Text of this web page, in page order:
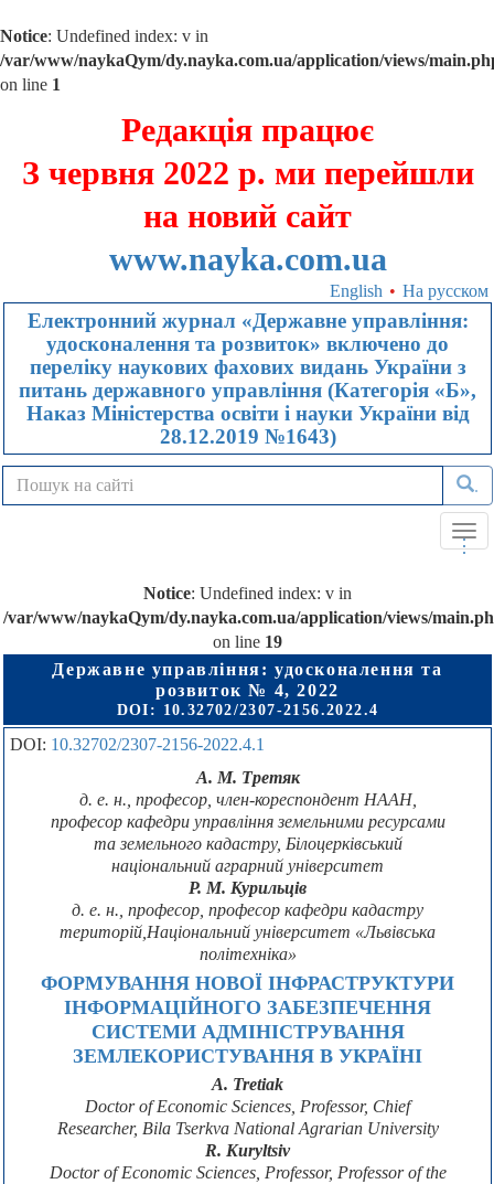
Notice: Undefined index: v in
/var/www/naykaQym/dy.nayka.com.ua/application/views/
on line 1
Редакція працює
З червня 2022 р. ми перейшли
на новий сайт
www.nayka.com.ua
English • На русском
Електронний журнал «Державне управління:
удосконалення та розвиток» включено до
переліку наукових фахових видань України з
питань державного управління (Категорія «Б»,
Наказ Міністерства освіти і науки України від
28.12.2019 №1643)
...
Notice: Undefined index: v in
/var/www/naykaQym/dy.nayka.com.ua/application/views/
on line 19
Державне управління: удосконалення та
розвиток № 4, 2022
DOI: 10.32702/2307-2156.2022.4
DOI: 10.32702/2307-2156-2022.4.1
А. М. Третяк
д. е. н., професор, член-кореспондент НААН,
професор кафедри управління земельними ресурсами
та земельного кадастру, Білоцерківський
національний аграрний університет
Р. М. Курильців
д. е. н., професор, професор кафедри кадастру
територій,Національний університет «Львівська
політехніка»
ФОРМУВАННЯ НОВОЇ ІНФРАСТРУКТУРИ
ІНФОРМАЦІЙНОГО ЗАБЕЗПЕЧЕННЯ
СИСТЕМИ АДМІНІСТРУВАННЯ
ЗЕМЛЕКОРИСТУВАННЯ В УКРАЇНІ
A. Tretiak
Doctor of Economic Sciences, Professor, Chief
Researcher, Bila Tserkva National Agrarian University
R. Kuryltsiv
Doctor of Economic Sciences, Professor, Professor of the